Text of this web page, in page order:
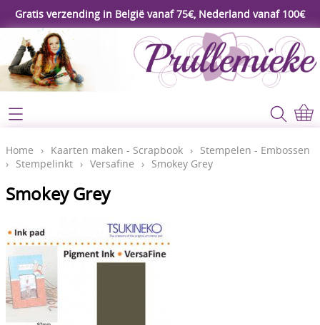
Gratis verzending in België vanaf 75€, Nederland vanaf 100€
Webshop
Koopjeshoek
****Nieuw****
Workshop
Gereedschap
Lijm - Tape - Magneten
Papier - karton - enveloppen
Kaarten maken - Scrapbook
Home
Contact
Video's
Blog
Home › Kaarten maken - Scrapbook › Stempelen - Embossen
› Stempelinkt › Versafine › Smokey Grey
Smokey Grey